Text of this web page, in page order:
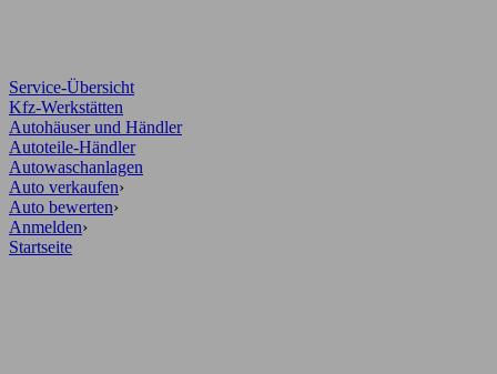
Service-Übersicht
Kfz-Werkstätten
Autohäuser und Händler
Autoteile-Händler
Autowaschanlagen
Auto verkaufen›
Auto bewerten›
Anmelden›
Startseite